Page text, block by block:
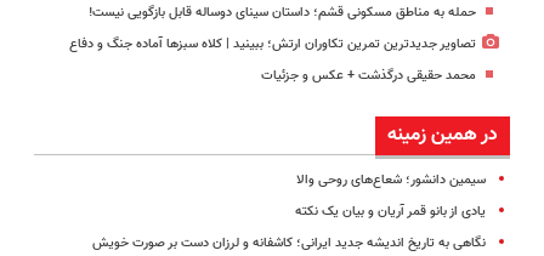
حمله به مناطق مسکونی قشم؛ داستان سینای دوساله قابل بازگویی نیست!
تصاویر جدیدترین تمرین تکاوران ارتش؛ ببینید | کلاه سبزها آماده جنگ و دفاع
محمد حقیقی درگذشت + عکس و جزئیات
در همین زمینه
سیمین دانشور؛ شعاع‌های روحی والا
یادی از بانو قمر آریان و بیان یک نکته
نگاهی به تاریخ اندیشه جدید ایرانی؛ کاشفانه و لرزان دست بر صورت خویش